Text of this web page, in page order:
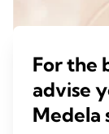
For the
advise
Medela